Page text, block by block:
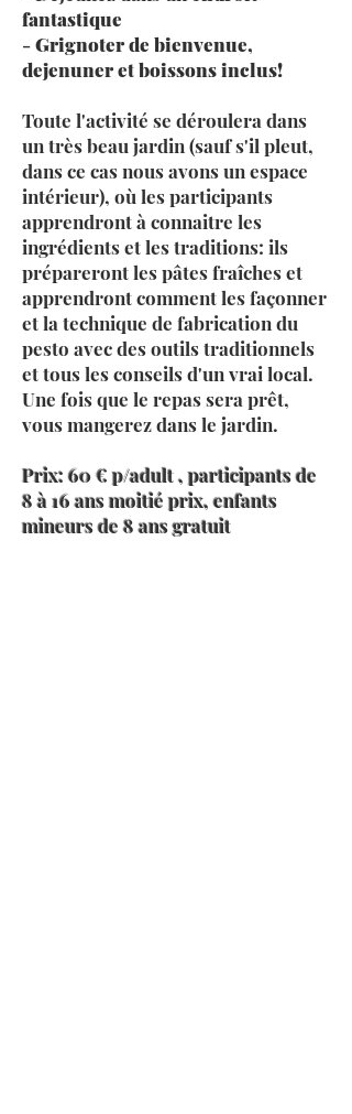
fantastique
-Grignoter de bienvenue,
dejenuner et boissons inclus!
Toute l'activité se déroulera dans
un très beau jardin (sauf s'il pleut,
dans ce cas nous avons un espace
intérieur), où les participants
apprendront à connaitre les
ingrédients et les traditions: ils
prépareront les pâtes fraîches et
apprendront comment les façonner
et la technique de fabrication du
pesto avec des outils traditionnels
et tous les conseils d'un vrai local.
Une fois que le repas sera prêt,
vous mangerez dans le jardin.
Prix: 60 € p/adult , participants de
8 à 16 ans moitié prix, enfants
mineurs de 8 ans gratuit